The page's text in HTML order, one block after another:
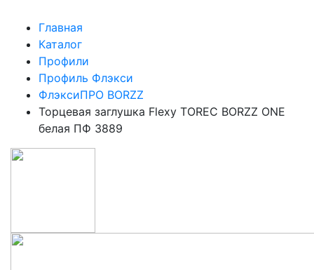
Главная
Каталог
Профили
Профиль Флэкси
ФлэксиПРО BORZZ
Торцевая заглушка Flexy TOREC BORZZ ONE
белая ПФ 3889